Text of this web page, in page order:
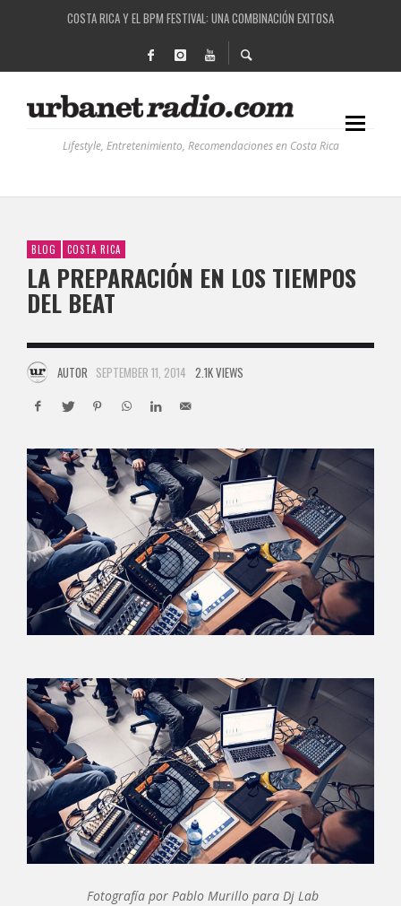
COSTA RICA Y EL BPM FESTIVAL: UNA COMBINACIÓN EXITOSA
RUTAS NATURBANAS: EL PROYECTO QUE ESTÁ TRANSFORMANDO LA CALIDAD DE
LA HISTORIA DETRÁS DE LA MÚSICA ELECTRÓNICA: BBC RADIOPHONIC WORKSHOP
Lifestyle, Entretenimiento, Recomendaciones en Costa Rica
BLOG COSTA RICA
LA PREPARACIÓN EN LOS TIEMPOS
DEL BEAT
AUTOR SEPTEMBER 11, 2014 2.1K VIEWS
Fotografía por Pablo Murillo para Dj Lab